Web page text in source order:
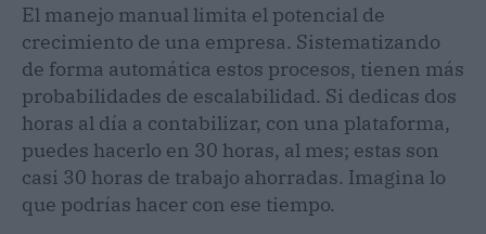
El manejo manual limita el potencial de
crecimiento de una empresa. Sistematizando
de forma automática estos procesos, tienen más
probabilidades de escalabilidad. Si dedicas dos
horas al día a contabilizar, con una plataforma,
puedes hacerlo en 30 horas, al mes; estas son
casi 30 horas de trabajo ahorradas. Imagina lo
que podrías hacer con ese tiempo.